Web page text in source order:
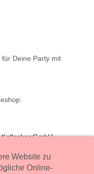
Deine Party mit
GmbH,
Website zu
Online-